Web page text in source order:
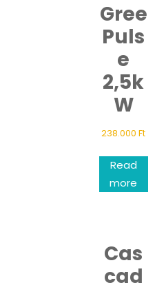
Gree
Puls
e
2,5k
W
238.000Ft
Read
more
Cas
cad